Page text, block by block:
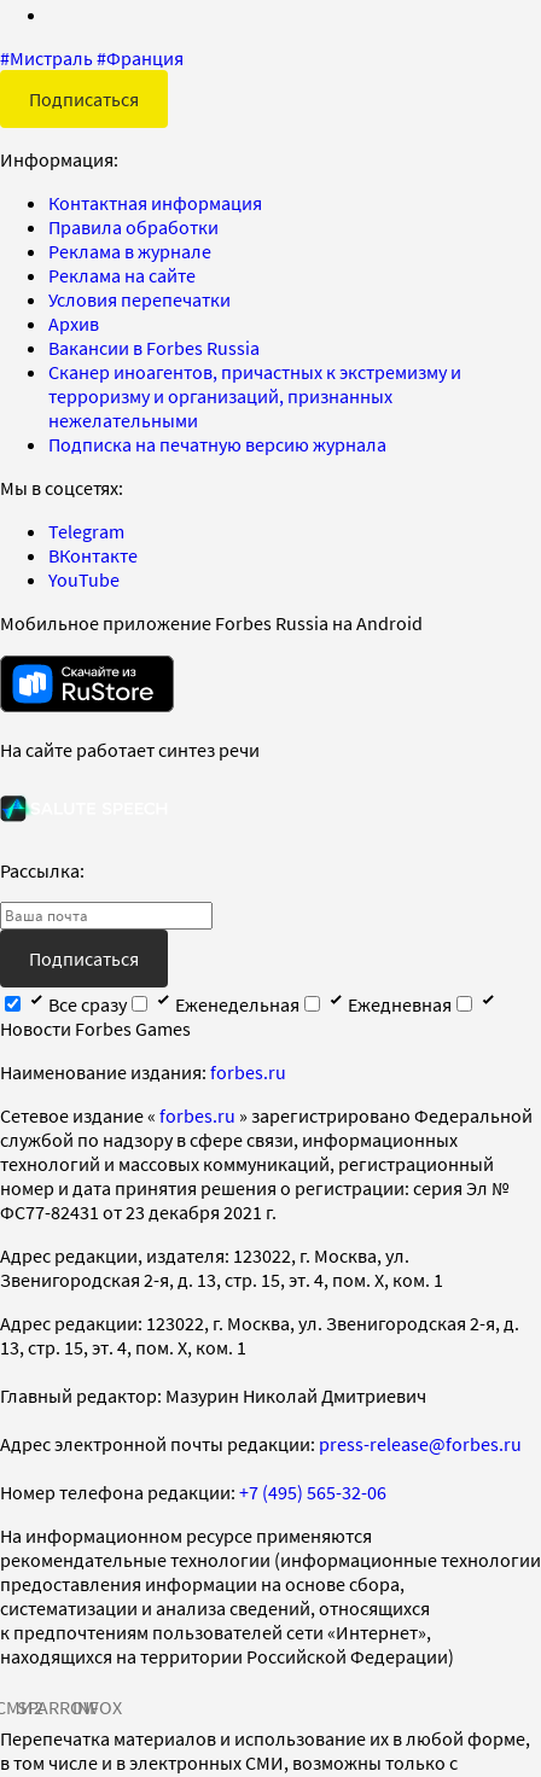
#Мистраль#Франция
Подписаться
Информация:
Контактная информация
Правила обработки
Реклама в журнале
Реклама на сайте
Условия перепечатки
Архив
Вакансии в Forbes Russia
Сканер иноагентов, причастных к экстремизму и
терроризму и организаций, признанных
нежелательными
Подписка на печатную версию журнала
Мы в соцсетях:
Telegram
ВКонтакте
YouTube
Мобильное приложение Forbes Russia на Android
На сайте работает синтез речи
Рассылка:
Подписаться
Все сразу
Еженедельная
Ежедневная
Новости Forbes Games
Наименование издания: forbes.ru
Cетевое издание « forbes.ru » зарегистрировано Федеральной
службой по надзору в сфере связи, информационных
технологий и массовых коммуникаций, регистрационный
номер и дата принятия решения о регистрации: серия Эл №
ФС77-82431 от 23 декабря 2021 г.
Адрес редакции, издателя: 123022, г. Москва, ул.
Звенигородская 2-я, д. 13, стр. 15, эт. 4, пом. X, ком. 1
Адрес редакции: 123022, г. Москва, ул. Звенигородская 2-я, д.
13, стр. 15, эт. 4, пом. X, ком. 1
Главный редактор: Мазурин Николай Дмитриевич
Адрес электронной почты редакции: press-release@forbes.ru
Номер телефона редакции: +7 (495) 565-32-06
На информационном ресурсе применяются
рекомендательные технологии (информационные технологии
предоставления информации на основе сбора,
систематизации и анализа сведений, относящихся
к предпочтениям пользователей сети «Интернет»,
находящихся на территории Российской Федерации)
SPARROWINFOX
Перепечатка материалов и использование их в любой форме,
в том числе и в электронных СМИ, возможны только с